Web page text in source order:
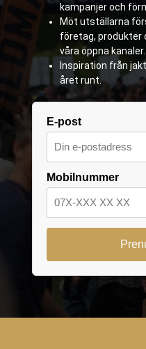
E-post
Mobilnummer
kampanjer och
Möt utställarna
företag, produkter
våra öppna kanaler.
Inspiration från
året runt.